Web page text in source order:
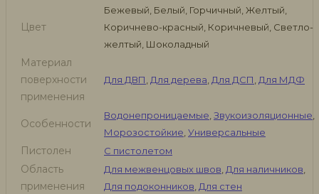
Цвет
Бежевый, Белый, Горчичный, Желтый,
Коричнево-красный, Коричневый, Светло-
желтый, Шоколадный
Материал
поверхности
применения
Для ДВП,Для дерева,Для ДСП,Для МДФ
Особенности
Водонепроницаемые,Звукоизоляционные,
Морозостойкие,Универсальные
Пистолен С пистолетом
Область
применения
Для межвенцовых швов,Для наличников,
Для подоконников,Для стен